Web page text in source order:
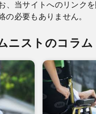
、当サイトへのリンク
の必要もありません。
ニストのコラム